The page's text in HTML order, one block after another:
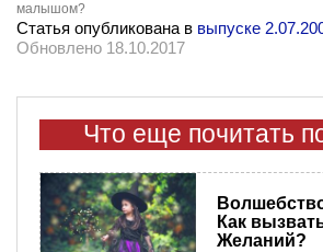
малышом?
Статья опубликована в выпуске
Обновлено 18.10.2017
Что еще почитать
Как
Желаний?